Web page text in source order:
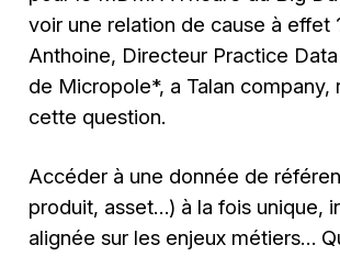
voir une relation de cause à effet
Anthoine, Directeur Practice
de Micropole*, a Talan company,
cette question.
Accéder à une donnée de
produit, asset…) à la fois unique,
alignée sur les enjeux métiers…